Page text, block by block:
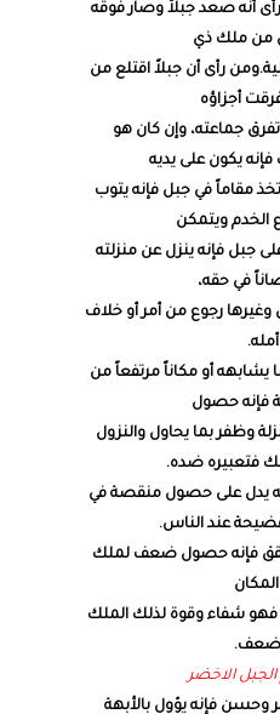
أنه صعد جبلاً وصار فوقه
من ملك ذي
رأى أن جبلاً اقتلع من
أجزاؤه
جماعته، وإن كان هو
يكون على يديه
مقاماً في جبل فإنه يتوب
الخدم ويتمكن
جبل فإنه ينزل عن منزلته
في حقه،
وغيرها رجوع من أمر أو خلاف
يشابهه أو مكاناً مرتفعاً من
فإنه حصول
وظفر بما يحاول والنزول
فتعبيره ضده.
يدل على حصول منقصة في
عند الناس.
فإنه حصول ضعف لملك
شفاء وقوة لذلك الملك
ضعف.
الاخضر
وحسن فإنه يؤول بالأبهة